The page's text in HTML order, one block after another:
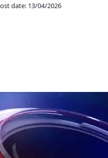
date: 13/04/2026